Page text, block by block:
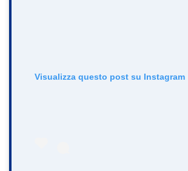
Visualizza questo post su Instagram